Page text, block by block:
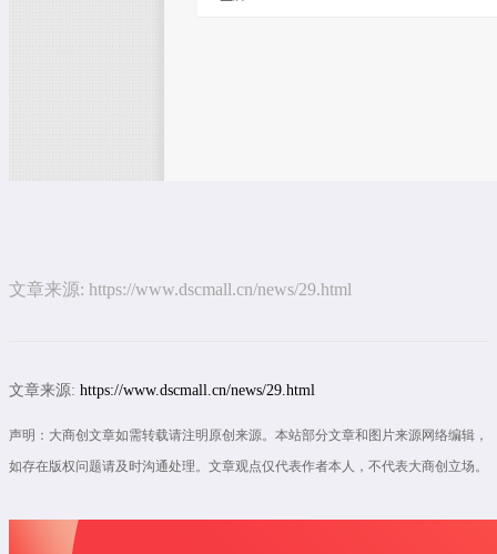
文章来源: https://www.dscmall.cn/news/29.html
文章来源: https://www.dscmall.cn/news/29.html
声明：大商创文章如需转载请注明原创来源。本站部分文章和图片来源网络编辑，
如存在版权问题请及时沟通处理。文章观点仅代表作者本人，不代表大商创立场。